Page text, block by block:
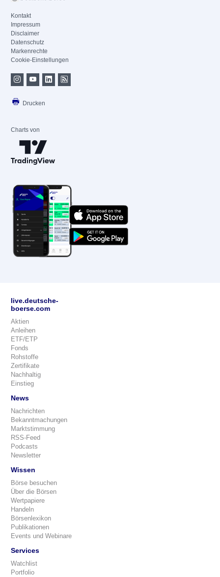
Kontakt
Impressum
Disclaimer
Datenschutz
Markenrechte
Cookie-Einstellungen
Drucken
Charts von
live.deutsche-
boerse.com
Aktien
Anleihen
ETF/ETP
Fonds
Rohstoffe
Zertifikate
Nachhaltig
Einstieg
News
Nachrichten
Bekanntmachungen
Marktstimmung
RSS-Feed
Podcasts
Newsletter
Wissen
Börse besuchen
Über die Börsen
Wertpapiere
Handeln
Börsenlexikon
Publikationen
Events und Webinare
Services
Watchlist
Portfolio